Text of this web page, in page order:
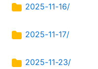
2025-11-16/
2025-11-17/
2025-11-23/